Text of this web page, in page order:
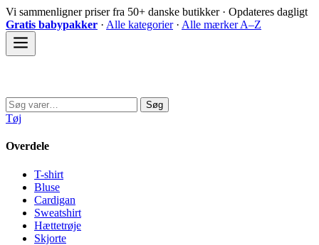
Spring
til
indhold
Vi sammenligner priser fra 50+ danske butikker · Opdateres dagligt
Gratis babypakker · Alle kategorier· Alle mærker A–Z
Søg
efter:
Søg
Tøj
Overdele
T-shirt
Bluse
Cardigan
Sweatshirt
Hættetrøje
Skjorte